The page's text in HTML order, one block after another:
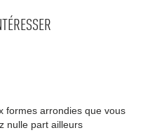
formes arrondies que vous
nulle part ailleurs